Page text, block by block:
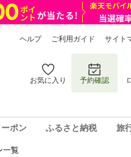
ヘルプ ご利用ガイド サイト
お気に入り 予約確認
ポン ふるさと納税 旅
一覧